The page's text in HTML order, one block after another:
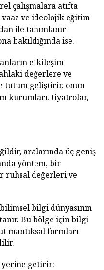
çalışmalara atıfta
ve ideolojik eğitim
ile tanımlanır
bakıldığında ise.
etkileşim
değerlere ve
tutum geliştirir. onun
kurumları, tiyatrolar,
aralarında üç geniş
yöntem, bir
ruhsal değerleri ve
bilgi dünyasının
Bu bölge için bilgi
mantıksal formları
getirir: